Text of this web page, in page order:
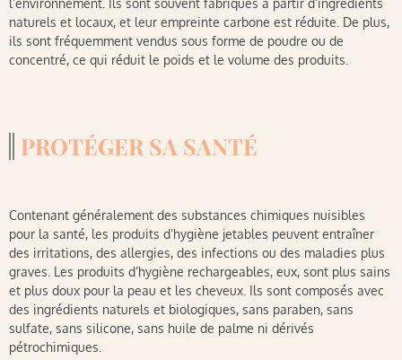
l’environnement. Ils sont souvent fabriqués à partir d’ingrédients
naturels et locaux, et leur empreinte carbone est réduite. De plus,
ils sont fréquemment vendus sous forme de poudre ou de
concentré, ce qui réduit le poids et le volume des produits.
PROTÉGER SA SANTÉ
Contenant généralement des substances chimiques nuisibles
pour la santé, les produits d’hygiène jetables peuvent entraîner
des irritations, des allergies, des infections ou des maladies plus
graves. Les produits d’hygiène rechargeables, eux, sont plus sains
et plus doux pour la peau et les cheveux. Ils sont composés avec
des ingrédients naturels et biologiques, sans paraben, sans
sulfate, sans silicone, sans huile de palme ni dérivés
pétrochimiques.